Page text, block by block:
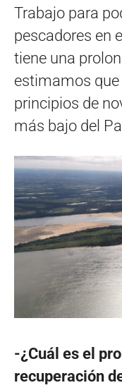
Trabajo para
pescadores en
tiene una
estimamos
principios de
más bajo del
-¿Cuál es el
recuperación